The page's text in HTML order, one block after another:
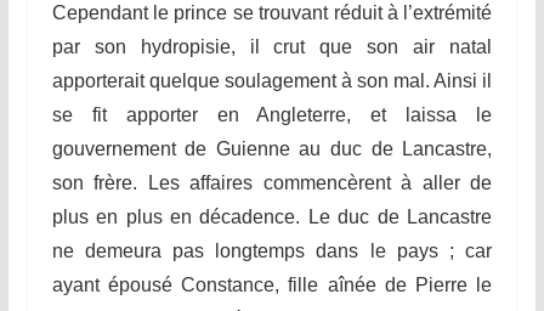
Cependant le prince se trouvant réduit à l’extrémité
par son hydropisie, il crut que son air natal
apporterait quelque soulagement à son mal. Ainsi il
se fit apporter en Angleterre, et laissa le
gouvernement de Guienne au duc de Lancastre,
son frère. Les affaires commencèrent à aller de
plus en plus en décadence. Le duc de Lancastre
ne demeura pas longtemps dans le pays ; car
ayant épousé Constance, fille aînée de Pierre le